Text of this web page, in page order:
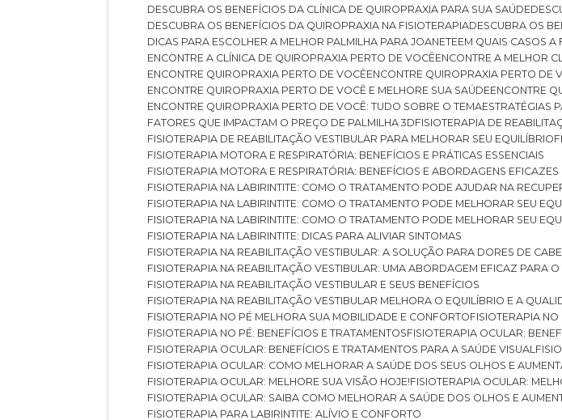
DESCUBRA OS BENEFÍCIOS DA CLÍNICA DE QUIROPRAXIA PARA SUA SAÚDE
DESCUBRA OS BENEFÍCIOS DA QUIROPRAXIA NA FISIOTERAPIA
DESCUBRA OS
DICAS PARA ESCOLHER A MELHOR PALMILHA PARA JOANETE EM QUAIS CASOS
ENCONTRE A CLÍNICA DE QUIROPRAXIA PERTO DE VOCÊ ENCONTRE A MELHOR
ENCONTRE QUIROPRAXIA PERTO DE VOCÊ ENCONTRE QUIROPRAXIA PERTO DE
ENCONTRE QUIROPRAXIA PERTO DE VOCÊ E MELHORE SUA SAÚDE ENCONTRE
ENCONTRE QUIROPRAXIA PERTO DE VOCÊ: TUDO SOBRE O TEMA
FATORES QUE IMPACTAM O PREÇO DE PALMILHA 3D
FISIOTERAPIA DE
FISIOTERAPIA DE REABILITAÇÃO VESTIBULAR PARA MELHORAR SEU EQUILÍBRIO
FISIOTERAPIA MOTORA E RESPIRATÓRIA: BENEFÍCIOS E PRÁTICAS ESSENCIAIS
FISIOTERAPIA MOTORA E RESPIRATÓRIA: BENEFÍCIOS E ABORDAGENS EFICAZES
FISIOTERAPIA NA LABIRINTITE: COMO O TRATAMENTO PODE AJUDAR NA
FISIOTERAPIA NA LABIRINTITE: COMO O TRATAMENTO PODE MELHORAR SEU
FISIOTERAPIA NA LABIRINTITE: COMO O TRATAMENTO PODE MELHORAR SEU
FISIOTERAPIA NA LABIRINTITE: DICAS PARA ALIVIAR SINTOMAS
FISIOTERAPIA NA REABILITAÇÃO VESTIBULAR: A SOLUÇÃO PARA DORES DE
FISIOTERAPIA NA REABILITAÇÃO VESTIBULAR: UMA ABORDAGEM EFICAZ PARA
FISIOTERAPIA NA REABILITAÇÃO VESTIBULAR E SEUS BENEFÍCIOS
FISIOTERAPIA NA REABILITAÇÃO VESTIBULAR MELHORA O EQUILÍBRIO E A
FISIOTERAPIA NO PÉ MELHORA SUA MOBILIDADE E CONFORTO
FISIOTERAPIA
FISIOTERAPIA NO PÉ: BENEFÍCIOS E TRATAMENTOS
FISIOTERAPIA OCULAR:
FISIOTERAPIA OCULAR: BENEFÍCIOS E TRATAMENTOS PARA A SAÚDE VISUAL
FISIOTERAPIA OCULAR: COMO MELHORAR A SAÚDE DOS SEUS OLHOS E
FISIOTERAPIA OCULAR: MELHORE SUA VISÃO HOJE! FISIOTERAPIA OCULAR:
FISIOTERAPIA OCULAR: SAIBA COMO MELHORAR A SAÚDE DOS OLHOS E
FISIOTERAPIA PARA LABIRINTITE: ALÍVIO E CONFORTO